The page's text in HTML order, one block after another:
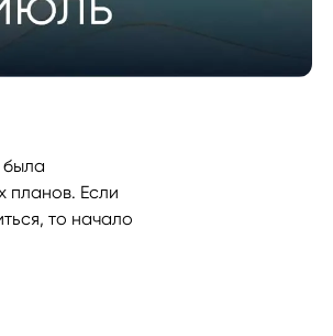
была
планов. Если
то начало